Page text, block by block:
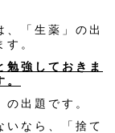
「生薬」の出
す。
勉強しておきま
の出題です。
なら、「捨て